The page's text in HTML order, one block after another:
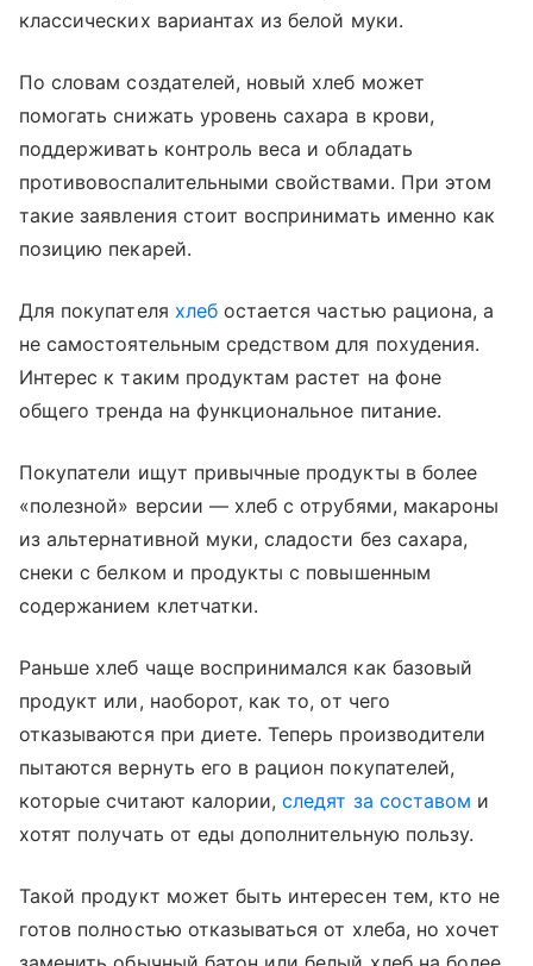
классических вариантах из белой муки.
По словам создателей, новый хлеб может
помогать снижать уровень сахара в крови,
поддерживать контроль веса и обладать
противовоспалительными свойствами. При этом
такие заявления стоит воспринимать именно как
позицию пекарей.
Для покупателя хлебостается частью рациона, а
не самостоятельным средством для похудения.
Интерес к таким продуктам растет на фоне
общего тренда на функциональное питание.
Покупатели ищут привычные продукты в более
«полезной» версии — хлеб с отрубями, макароны
из альтернативной муки, сладости без сахара,
снеки с белком и продукты с повышенным
содержанием клетчатки.
Раньше хлеб чаще воспринимался как базовый
продукт или, наоборот, как то, от чего
отказываются при диете. Теперь производители
пытаются вернуть его в рацион покупателей,
которые считают калории,следят за составом и
хотят получать от еды дополнительную пользу.
Такой продукт может быть интересен тем, кто не
готов полностью отказываться от хлеба, но хочет